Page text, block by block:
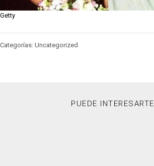
Getty
Categorías: Uncategorized
PUEDE INTERESARTE